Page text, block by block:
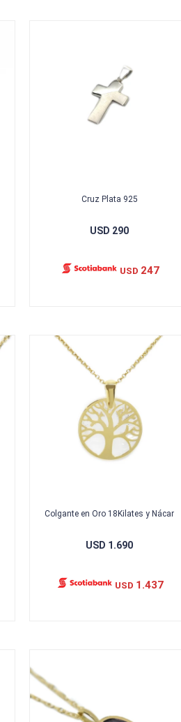
Cruz Plata 925
USD 290
USD 247
Colgante en Oro 18Kilates y Nácar
USD 1.690
USD 1.437